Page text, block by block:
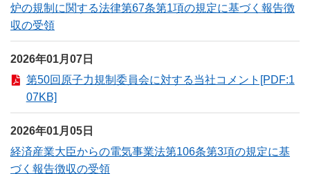
炉の規制に関する法律第67条第1項の規定に基づく報告徴
収の受領
2026年01月07日
第50回原子力規制委員会に対する当社コメント[PDF:1
07KB]
2026年01月05日
経済産業大臣からの電気事業法第106条第3項の規定に基
づく報告徴収の受領